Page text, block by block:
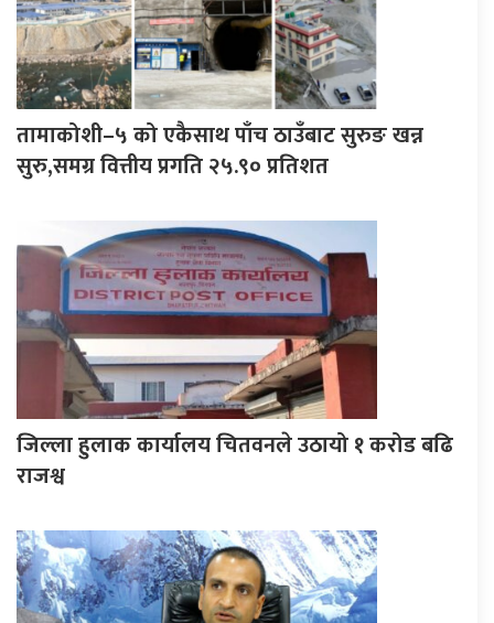
तामाकोशी–५ को एकैसाथ पाँच ठाउँबाट सुरुङ खन्न
सुरु,समग्र वित्तीय प्रगति २५.९० प्रतिशत
जिल्ला हुलाक कार्यालय चितवनले उठायो १ करोड बढि
राजश्व